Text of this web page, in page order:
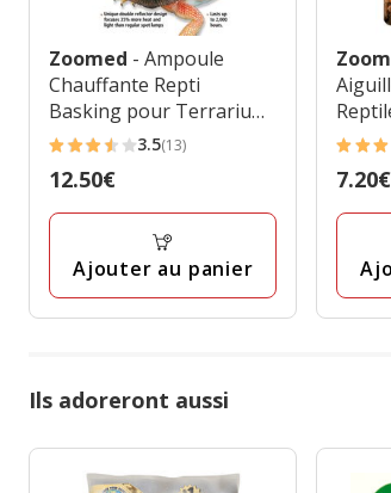
Zoomed - Ampoule
Chauffante Repti
Basking pour Terrarium
- 150W
3.5
étoiles
avec
avis
3.5(13)
Prix
12.50€
12.50€
Ajouter au panier
5
étoiles
avec
avis
Prix
7.20€
7.20€
Ils adoreront aussi